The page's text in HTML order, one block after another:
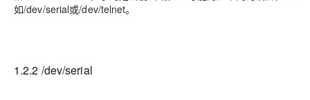
如/dev/serial或/dev/telnet。
1.2.2 /dev/serial